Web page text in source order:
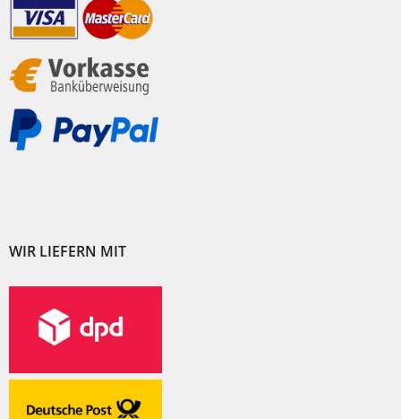
WIR LIEFERN MIT